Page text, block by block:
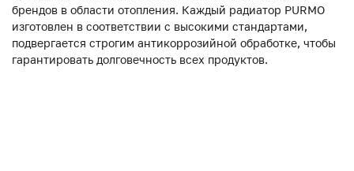
брендов в области отопления. Каждый радиатор PURMO
изготовлен в соответствии с высокими стандартами,
подвергается строгим антикоррозийной обработке, чтобы
гарантировать долговечность всех продуктов.